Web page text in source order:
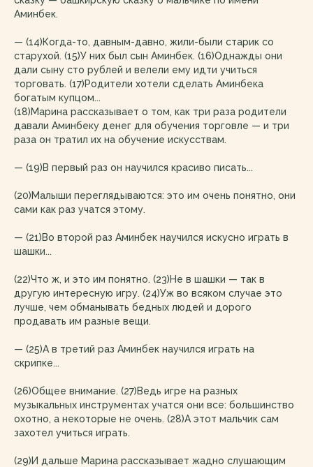
Аминбек.
— (14)Когда-то, давным-давно, жили-были старик со
старухой. (15)У них был сын Аминбек. (16)Однажды они
дали сыну сто рублей и велели ему идти учиться
торговать. (17)Родители хотели сделать Аминбека
богатым купцом...
(18)Марина рассказывает о том, как три раза родители
давали Аминбеку денег для обучения торговле — и три
раза он тратил их на обучение искусствам.
— (19)В первый раз он научился красиво писать...
(20)Малыши переглядываются: это им очень понятно, они
сами как раз учатся этому.
— (21)Во второй раз Аминбек научился искусно играть в
шашки...
(22)Что ж, и это им понятно. (23)Не в шашки — так в
другую интересную игру. (24)Уж во всяком случае это
лучше, чем обманывать бедных людей и дорого
продавать им разные вещи.
— (25)А в третий раз Аминбек научился играть на
скрипке...
(26)Общее внимание. (27)Ведь игре на разных
музыкальных инструментах учатся они все: большинство
охотно, а некоторые не очень. (28)А этот мальчик сам
захотел учиться играть.
(29)И дальше Марина рассказывает жадно слушающим